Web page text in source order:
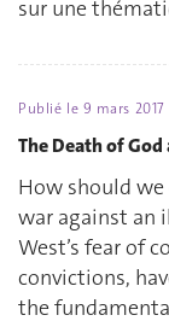
sur une
Publié le 9 mars 2017
The Death of
How should we
war against an
West’s fear of
convictions,
the